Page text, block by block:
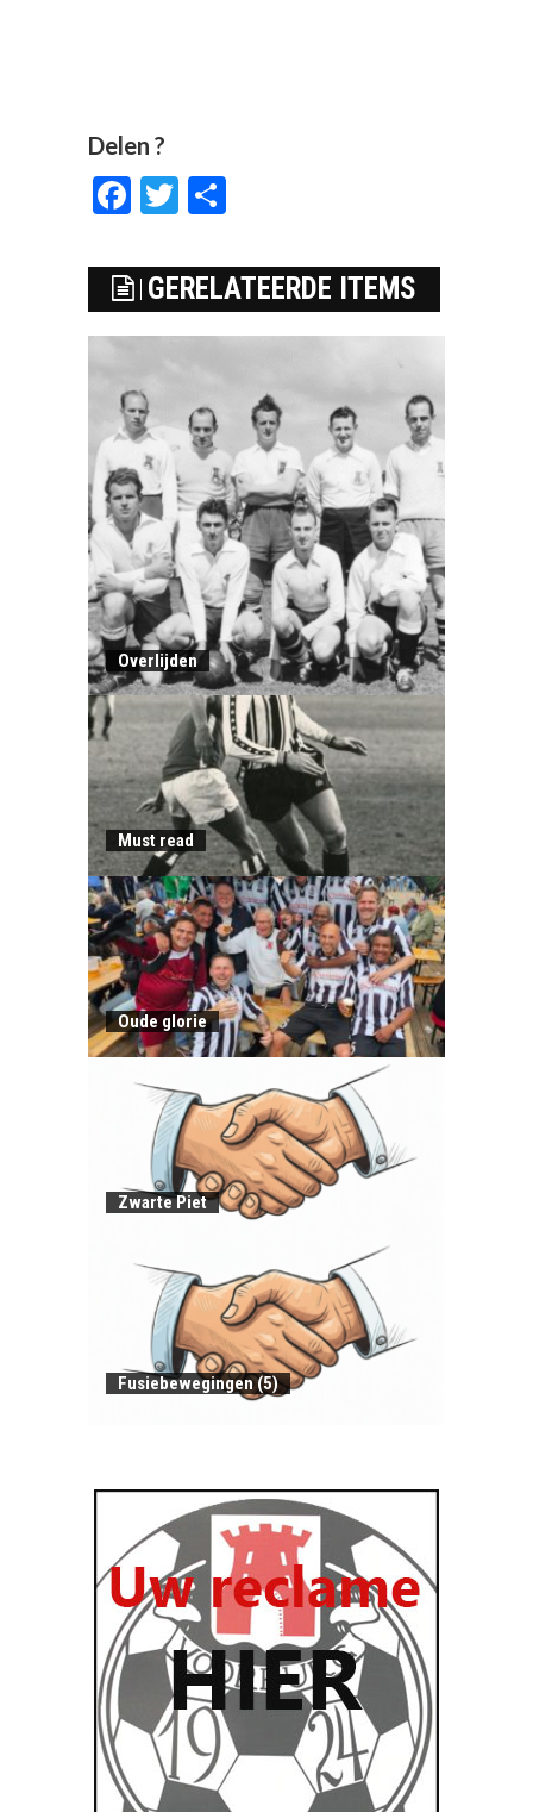
Delen ?
Facebook
Twitter
GERELATEERDE ITEMS
Overlijden
Must read
Oude glorie
Zwarte Piet
Fusiebewegingen (5)